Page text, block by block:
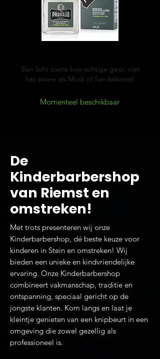
Een licht zoete bos-achtige geur, niet
het zware als Musk of Sandelwood.
Momenteel beschikbaar
De
Kinderbarbershop
van Riemst en
omstreken!
Met trots presenteren wij onze
Kinderbarbershop, dé beste keuze voor
kinderen in Stein en omstreken! Wij
bieden een unieke en kindvriendelijke
ervaring. Onze Kinderbarbershop
combineert vakmanschap, traditie en
ontspanning, speciaal gericht op de
jongste klanten. Kom langs en laat je
kleintje genieten van een knipbeurt in een
omgeving die zowel gezellig als
professioneel is.